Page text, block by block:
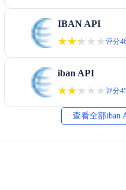
IBAN API
★★★★★
★★★★★评分
iban API
★★★★★
★★★★★评分
查看全部iban